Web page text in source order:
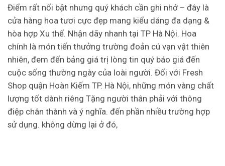
Điểm rất nổi bật nhưng quý khách cần ghi nhớ – đây là
cửa hàng hoa tươi cực đẹp mang kiểu dáng đa dạng &
hòa hợp Xu thế. Nhận dãy nhanh tại TP Hà Nội. Hoa
chính là món tiến thưởng trường đoản cú vạn vật thiên
nhiên, đem đến bảng giá trị lòng tin quý báo giá đến
cuộc sống thường ngày của loài người. Đối với Fresh
Shop quận Hoàn Kiếm TP. Hà Nội, những món vàng chất
lượng tốt dành riêng Tặng người thân phải với thông
điệp chân thành và ý nghĩa. đến phần nhiều trường hợp
sử dụng. không dừng lại ở đó,